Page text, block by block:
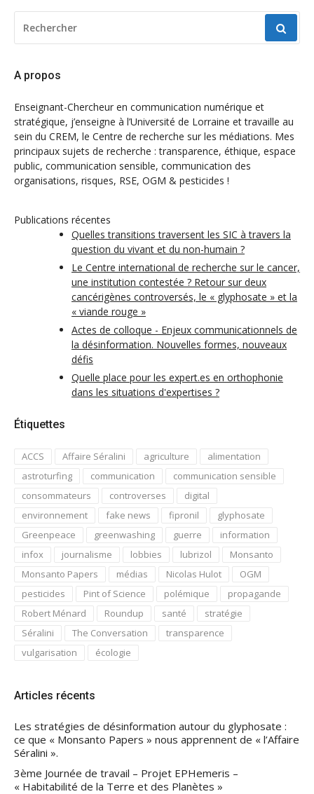
POUR
:
A propos
Enseignant-Chercheur en communication numérique et
stratégique, j’enseigne à l’Université de Lorraine et travaille au
sein du CREM, le Centre de recherche sur les médiations. Mes
principaux sujets de recherche : transparence, éthique, espace
public, communication sensible, communication des
organisations, risques, RSE, OGM & pesticides !
Publications récentes
Quelles transitions traversent les SIC à travers la
question du vivant et du non-humain ?
Le Centre international de recherche sur le cancer,
une institution contestée ? Retour sur deux
cancérigènes controversés, le « glyphosate » et la
« viande rouge »
Actes de colloque - Enjeux communicationnels de
la désinformation. Nouvelles formes, nouveaux
défis
Quelle place pour les expert.es en orthophonie
dans les situations d'expertises ?
Étiquettes
ACCS Affaire Séralini agriculture
alimentation
astroturfing
communication
communication sensible
consommateurs
controverses
digital
environnement
fake news fipronil
glyphosate
Greenpeace
greenwashing guerre
information
infox
journalisme lobbies lubrizol
Monsanto
Monsanto Papers
médias Nicolas Hulot
OGM
pesticides
Pint of Science polémique
propagande
Robert Ménard
Roundup santé
stratégie
Séralini
The Conversation
transparence
vulgarisation
écologie
Articles récents
Les stratégies de désinformation autour du glyphosate :
ce que « Monsanto Papers » nous apprennent de « l’Affaire
Séralini ».
3ème Journée de travail – Projet EPHemeris –
« Habitabilité de la Terre et des Planètes »